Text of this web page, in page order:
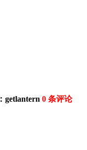
getlantern 0 条评论